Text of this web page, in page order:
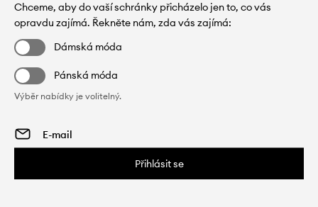
Chceme, aby do vaší schránky přicházelo jen to, co vás
opravdu zajímá. Řekněte nám, zda vás zajímá:
Dámská móda
Pánská móda
Výběr nabídky je volitelný.
Přihlásit se